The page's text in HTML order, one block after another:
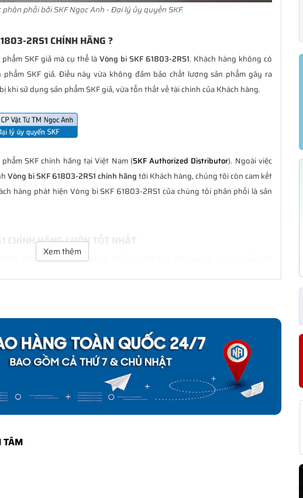
phối bởi SKF Ngọc Anh - Đại lý ủy quyền SKF.
2RS1 CHÍNH HÃNG ?
SKF giả mà cụ thể làVòng bi SKF 61803-2RS1. Khách hàng không có
SKF giả. Điều này vừa không đảm bảo chất lượng sản phẩm gây ra
sử dụng sản phẩm SKF giả, vừa tổn thất về tài chính của Khách hàng.
SKF chính hãng tại Việt Nam (SKF Authorized Distributor). Ngoài việc
Vòng bi SKF 61803-2RS1 chính hãngtới Khách hàng, chúng tôi còn cam kết
hàng phát hiện Vòng bi SKF 61803-2RS1 của chúng tôi phân phối là sản
HÃNG LUÔN TỐT NHẤT
2RS1 luôn là tốt nhất với nhiều ưu đãi kèm theo và các dịch vụ hẫu mãi
2RS1 CHÍNH HÃNG
Ngọc Anhphân phối đều được bảo hành chính hãng theo đúng tiêu chuẩn
BI SKF 61803-2RS1 CHÍNH HÃNG
yên tâm về nguồn gốc của sản phẩm. Ngoài ra bạn cũng có thể tự kiểm tra
thường
giả
Xem thêm
TÂM